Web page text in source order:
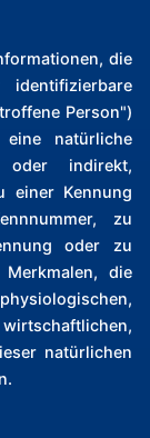
die
Person")
natürliche
indirekt,
einer Kennung
zu
oder zu
die
natürlichen